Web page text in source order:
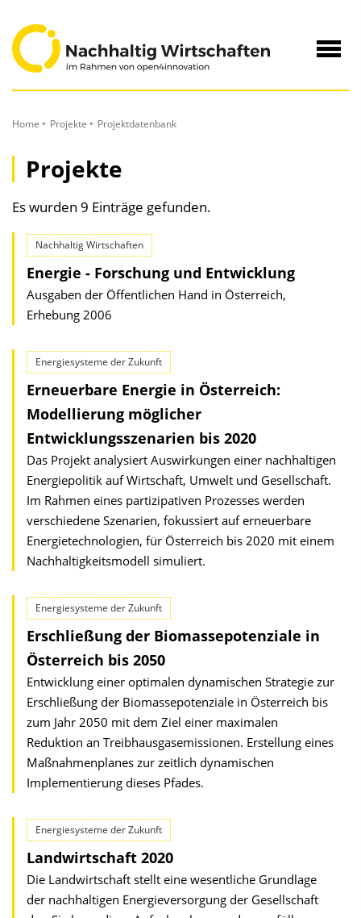
Inhalt
Home Projekte Projektdatenbank
Projekte
Es wurden 9 Einträge gefunden.
Nachhaltig Wirtschaften
Energie - Forschung und Entwicklung
Ausgaben der Öffentlichen Hand in Österreich,
Erhebung 2006
Energiesysteme der Zukunft
Erneuerbare Energie in Österreich:
Modellierung möglicher
Entwicklungsszenarien bis 2020
Das Projekt analysiert Auswirkungen einer nachhaltigen
Energiepolitik auf Wirtschaft, Umwelt und Gesellschaft.
Im Rahmen eines partizipativen Prozesses werden
verschiedene Szenarien, fokussiert auf erneuerbare
Energietechnologien, für Österreich bis 2020 mit einem
Nachhaltigkeitsmodell simuliert.
Energiesysteme der Zukunft
Erschließung der Biomassepotenziale in
Österreich bis 2050
Entwicklung einer optimalen dynamischen Strategie zur
Erschließung der Biomassepotenziale in Österreich bis
zum Jahr 2050 mit dem Ziel einer maximalen
Reduktion an Treibhausgasemissionen. Erstellung eines
Maßnahmenplanes zur zeitlich dynamischen
Implementierung dieses Pfades.
Energiesysteme der Zukunft
Landwirtschaft 2020
Die Landwirtschaft stellt eine wesentliche Grundlage
der nachhaltigen Energieversorgung der Gesellschaft